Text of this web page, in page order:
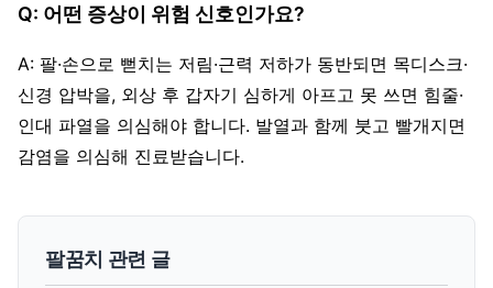
Q: 어떤 증상이 위험 신호인가요?
A: 팔·손으로 뻗치는 저림·근력 저하가 동반되면 목디스크·
신경 압박을, 외상 후 갑자기 심하게 아프고 못 쓰면 힘줄·
인대 파열을 의심해야 합니다. 발열과 함께 붓고 빨개지면
감염을 의심해 진료받습니다.
팔꿈치 관련 글